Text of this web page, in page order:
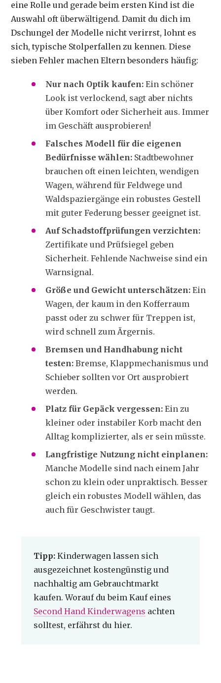
eine Rolle und gerade beim ersten Kind ist die
Auswahl oft überwältigend. Damit du dich im
Dschungel der Modelle nicht verirrst, lohnt es
sich, typische Stolperfallen zu kennen. Diese
sieben Fehler machen Eltern besonders häufig:
Nur nach Optik kaufen: Ein schöner
Look ist verlockend, sagt aber nichts
über Komfort oder Sicherheit aus. Immer
im Geschäft ausprobieren!
Falsches Modell für die eigenen
Bedürfnisse wählen: Stadtbewohner
brauchen oft einen leichten, wendigen
Wagen, während für Feldwege und
Waldspaziergänge ein robustes Gestell
mit guter Federung besser geeignet ist.
Auf Schadstoffprüfungen verzichten:
Zertifikate und Prüfsiegel geben
Sicherheit. Fehlende Nachweise sind ein
Warnsignal.
Größe und Gewicht unterschätzen: Ein
Wagen, der kaum in den Kofferraum
passt oder zu schwer für Treppen ist,
wird schnell zum Ärgernis.
Bremsen und Handhabung nicht
testen: Bremse, Klappmechanismus und
Schieber sollten vor Ort ausprobiert
werden.
Platz für Gepäck vergessen: Ein zu
kleiner oder instabiler Korb macht den
Alltag komplizierter, als er sein müsste.
Langfristige Nutzung nicht einplanen:
Manche Modelle sind nach einem Jahr
schon zu klein oder unpraktisch. Besser
gleich ein robustes Modell wählen, das
auch für Geschwister taugt.
Tipp:Kinderwagen lassen sich
ausgezeichnet kostengünstig und
nachhaltig am Gebrauchtmarkt
kaufen. Worauf du beim Kauf eines
Second Hand Kinderwagens achten
solltest, erfährst du hier.